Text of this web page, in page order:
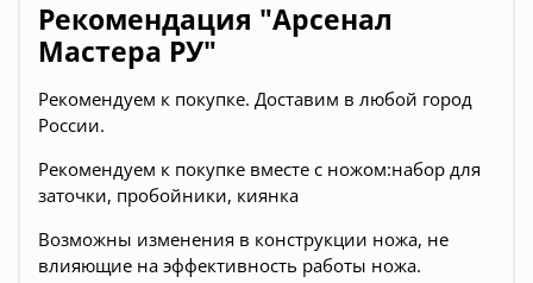
Рекомендация "Арсенал
Мастера РУ"
Рекомендуем к покупке. Доставим в любой город
России.
Рекомендуем к покупке вместе с ножом:набор для
заточки, пробойники, киянка
Возможны изменения в конструкции ножа, не
влияющие на эффективность работы ножа.